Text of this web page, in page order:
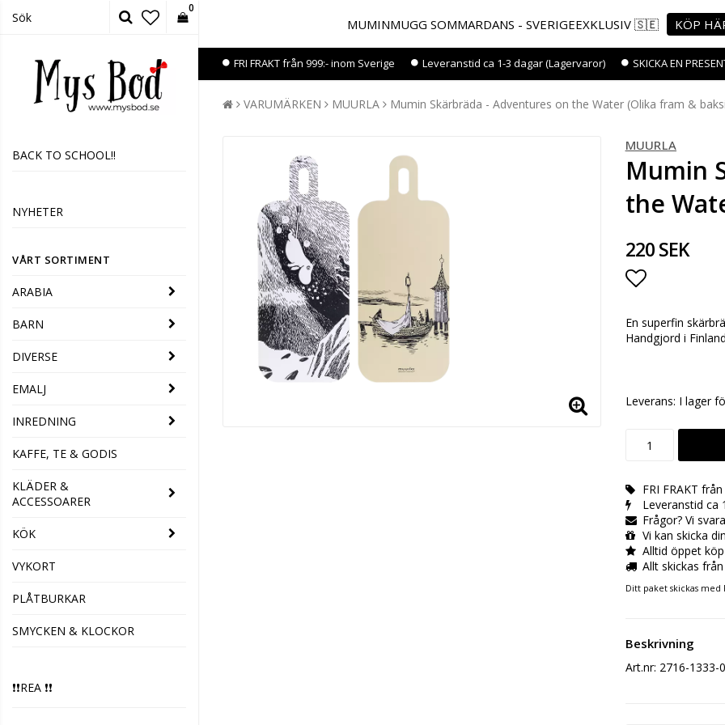
MUMINMUGG SOMMARDANS - SVERIGEEXKLUSIV 🇸🇪 KÖP
FRI FRAKT från 999:- inom Sverige Leveranstid ca 1-3 dagar (Lagervaror) SKICKA EN
0
BACK TO SCHOOL!!
NYHETER
VÅRT SORTIMENT
ARABIA
BARN
DIVERSE
EMALJ
INREDNING
KAFFE, TE & GODIS
KLÄDER &
ACCESSOARER
KÖK
VYKORT
PLÅTBURKAR
SMYCKEN & KLOCKOR
❗️❗️REA ❗️❗️
VARUMÄRKEN MUURLA Mumin Skärbräda - Adventures on the Water (Olika fram &
MUURLA
Mumin
the
220 SEK
En superfin
Handgjord i
Leverans: I lager
FRI FRAKT
Leveranstid ca
Frågor? Vi
Vi kan skicka
Alltid öppet
Allt skickas
Ditt paket skickas med
Beskrivning
Art.nr: 2716-1333-